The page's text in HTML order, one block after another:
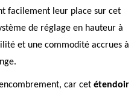
facilement leur place sur cet
de réglage en hauteur à
et une commodité accrues à
car cet étendoir